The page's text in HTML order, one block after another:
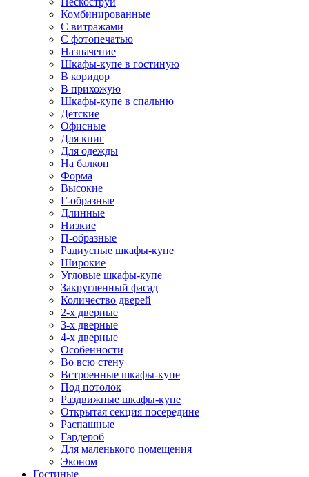
Комбинированные
С витражами
С фотопечатью
Назначение
Шкафы-купе в гостиную
В коридор
В прихожую
Шкафы-купе в спальню
Детские
Офисные
Для книг
Для одежды
На балкон
Форма
Высокие
Г-образные
Длинные
Низкие
П-образные
Радиусные шкафы-купе
Широкие
Угловые шкафы-купе
Закругленный фасад
Количество дверей
2-х дверные
3-х дверные
4-х дверные
Особенности
Во всю стену
Встроенные шкафы-купе
Под потолок
Раздвижные шкафы-купе
Открытая секция посередине
Распашные
Гардероб
Для маленького помещения
Эконом
Гостиные